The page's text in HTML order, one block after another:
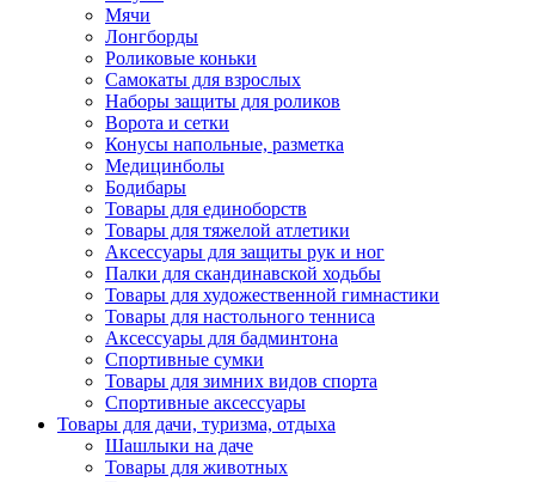
Мячи
Лонгборды
Роликовые коньки
Самокаты для взрослых
Наборы защиты для роликов
Ворота и сетки
Конусы напольные, разметка
Медицинболы
Бодибары
Товары для единоборств
Товары для тяжелой атлетики
Аксессуары для защиты рук и ног
Палки для скандинавской ходьбы
Товары для художественной гимнастики
Товары для настольного тенниса
Аксессуары для бадминтона
Спортивные сумки
Товары для зимних видов спорта
Спортивные аксессуары
Товары для дачи, туризма, отдыха
Шашлыки на даче
Товары для животных